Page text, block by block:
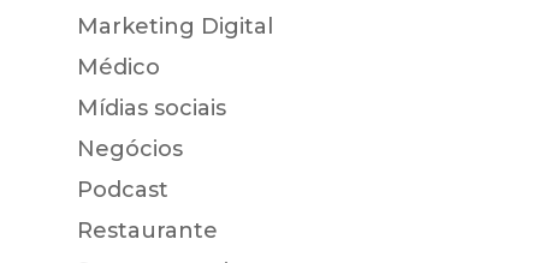
Marketing Digital
Médico
Mídias sociais
Negócios
Podcast
Restaurante